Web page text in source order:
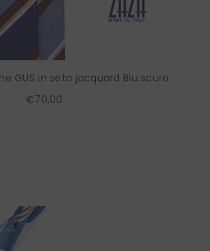
GUS in seta jacquard Blu scuro
€70,00